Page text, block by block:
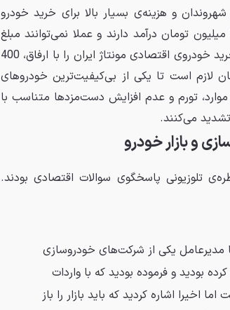
و هزینه‌ی بسیار بالا برای خرید خودرو
است. غالب سرپرستان خانوار، ماهانه کمتر از 25 میلیون تومان درآمد دارند و عملا نمی‌توانند مبلغ
چندانی پس‌انداز کنند. حال اگر قیمت پایه برای خرید خودروی اقتصادی مونتاژ ایران را با ارفاق، 400
زمان لازم است تا یکی از بی‌کیفیت‌ترین خودروهای
تورم و عدم افزایش دست‌مزدها متناسب با
می‌کنند.
و بازار خودرو
تلوزیونی پاسخگوی سوالات اقتصادی بودند.
مدیرعامل یکی از شرکت‌های خودروسازی
بودید و فرموده بودید که با واردات
اخیرا اشاره کردید که باید بازار را باز